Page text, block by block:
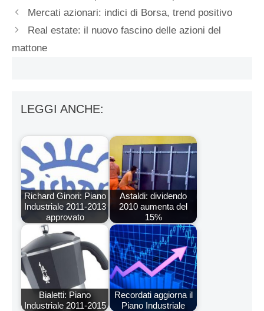
Mercati azionari: indici di Borsa, trend positivo
Real estate: il nuovo fascino delle azioni del
mattone
LEGGI ANCHE:
Richard Ginori: Piano
Industriale 2011-2013
approvato
Astaldi: dividendo
2010 aumenta del
15%
Bialetti: Piano
Industriale 2011-2015
Recordati aggiorna il
Piano Industriale